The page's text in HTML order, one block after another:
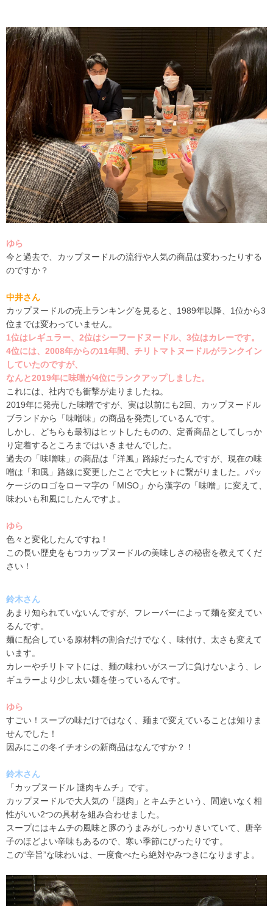
ゆら
今と過去で、カップヌードルの流行や人気の商品は変わったりする
のですか？
中井さん
カップヌードルの売上ランキングを見ると、 1989年以降、 1位から3
位までは変わっていません。
1位はレギュラー、2位はシーフードヌードル、3位はカレーです。
4位には、2008年からの11年間、チリトマトヌードルがランクイン
していたのですが、
なんと2019年に味噌が4位にランクアップしました。
これには、社内でも衝撃が走りましたね。
2019年に発売した味噌ですが、実は以前にも2回、カップヌードル
ブランドから「味噌味」の商品を発売しているんです。
しかし、どちらも最初はヒットしたものの、定番商品としてしっか
り定着するところまではいきませんでした。
過去の「味噌味」の商品は「洋風」路線だったんですが、現在の味
噌は「和風」路線に変更したことで大ヒットに繋がりました。パッ
ケージのロゴをローマ字の「MISO 」から漢字の「味噌」に変えて、
味わいも和風にしたんですよ。
ゆら
色々と変化したんですね！
この長い歴史をもつカップヌードルの美味しさの秘密を教えてくだ
さい！
鈴木さん
あまり知られていないんですが、フレーバーによって麺を変えてい
るんです。
麺に配合している原材料の割合だけでなく、味付け、太さも変えて
います。
カレーやチリトマトには、麺の味わいがスープに負けないよう、レ
ギュラーより少し太い麺を使っているんです。
ゆら
すごい！スープの味だけではなく、麺まで変えていることは知りま
せんでした！
因みにこの冬イチオシの新商品はなんですか？！
鈴木さん
「カップヌードル 謎肉キムチ」です。
カップヌードルで大人気の「謎肉」とキムチという、間違いなく相
性がいい2つの具材を組み合わせました。
スープにはキムチの風味と豚のうまみがしっかりきいていて、唐辛
子のほどよい辛味もあるので、寒い季節にぴったりです。
この“辛旨”な味わいは、一度食べたら絶対やみつきになりますよ。